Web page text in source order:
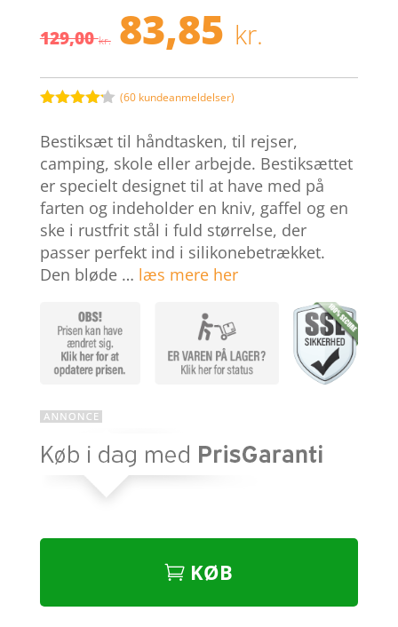
129,00kr. Den
oprindelige
pris
var:
129,00 kr..
83,85 kr.
pris
er:
ud af 5
baseret
på
kundebedø
mmelser
(60 kundeanmeldelser)
Bestiksæt til håndtasken, til rejser,
camping, skole eller arbejde. Bestiksættet
er specielt designet til at have med på
farten og indeholder en kniv, gaffel og en
ske i rustfrit stål i fuld størrelse, der
passer perfekt ind i silikonebetrækket.
Den bløde … læs mere her
KØB